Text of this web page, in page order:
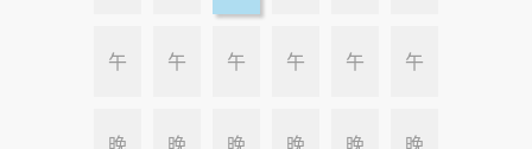
午 午 午 午 午 午
晚 晚 晚 晚 晚 晚